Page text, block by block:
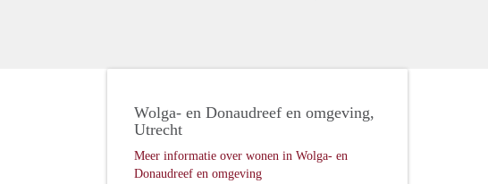
Wolga- en Donaudreef en omgeving,
Utrecht
Meer informatie over wonen in Wolga- en
Donaudreef en omgeving